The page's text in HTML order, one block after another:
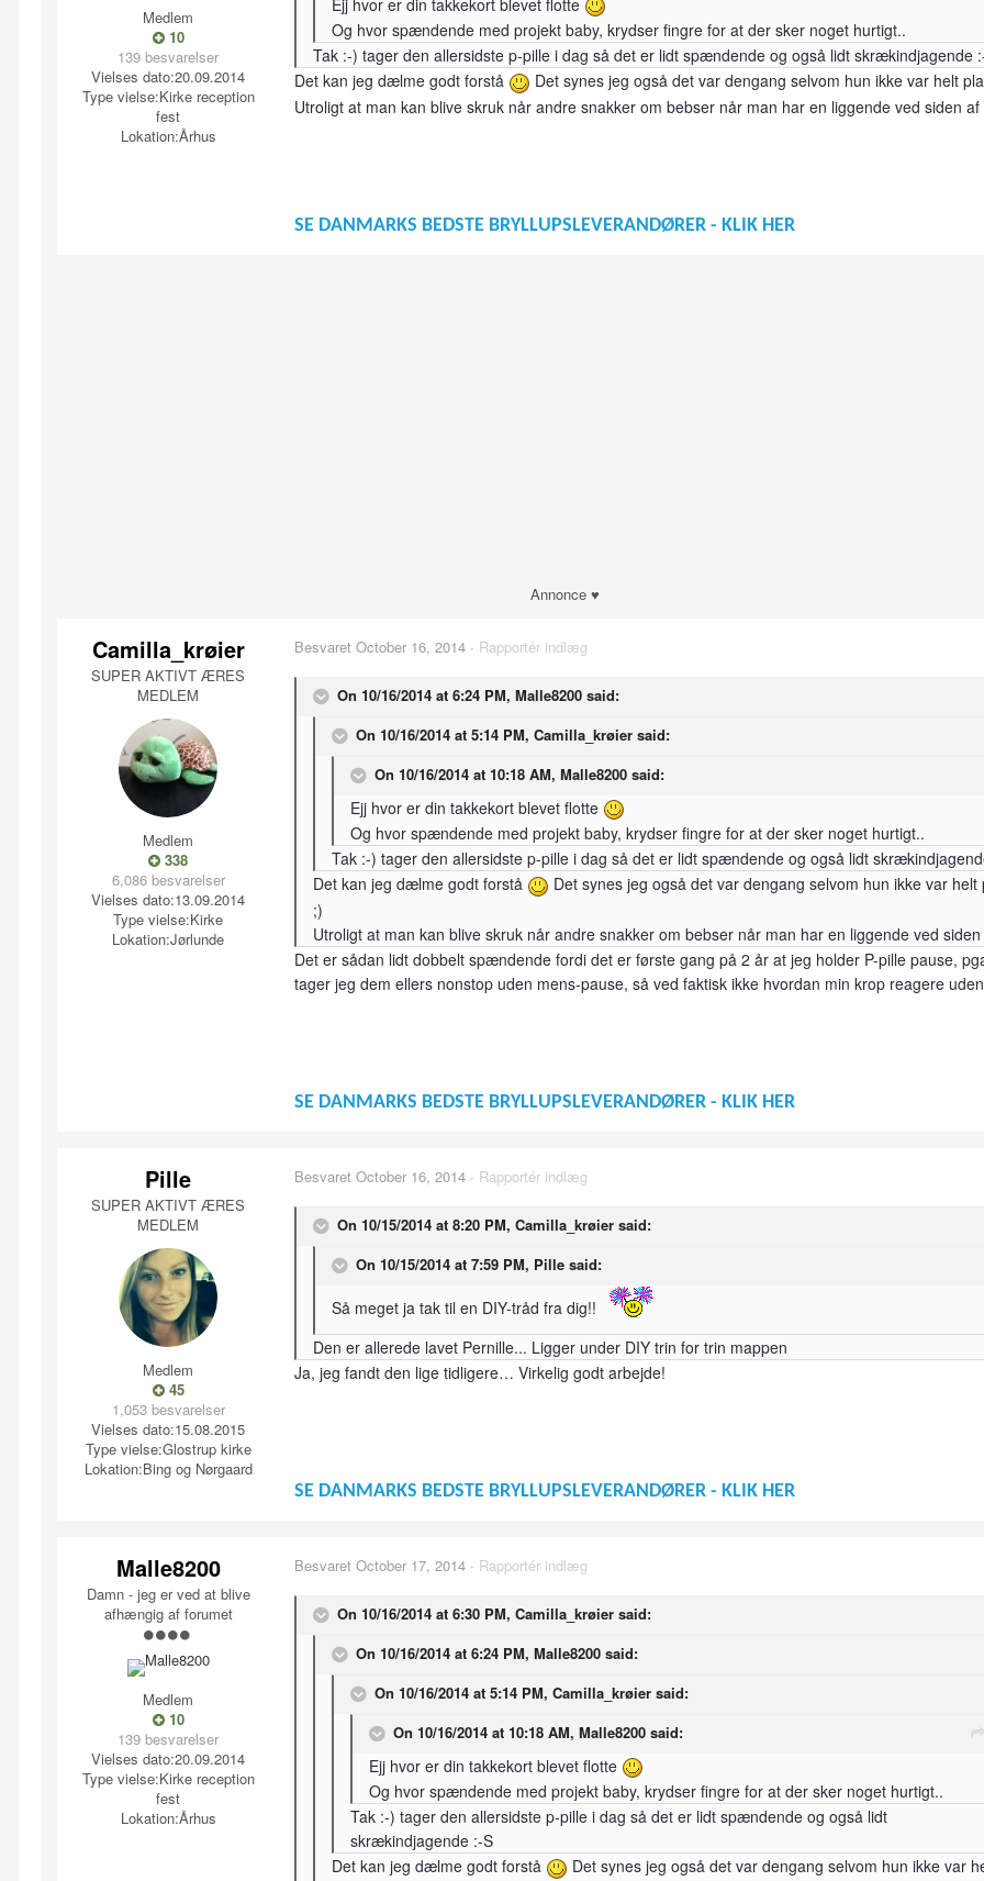
Medlem
10
139 besvarelser
Vielses dato:20.09.2014
Type vielse:Kirke reception
fest
Lokation:Århus
Ejj hvor er din takkekort blevet flotte
Og hvor spændende med projekt baby, krydser fingre for at der sker noget hurtigt..
Tak :-) tager den allersidste p-pille i dag så det er lidt spændende og også lidt skrækindjagende
Det kan jeg dælme godt forstå
Det synes jeg også det var dengang selvom hun ikke var helt
Utroligt at man kan blive skruk når andre snakker om bebser når man har en liggende ved siden af
SE DANMARKS BEDSTE BRYLLUPSLEVERANDØRER - KLIK HER
Annonce ♥
Camilla_krøier
SUPER AKTIVT ÆRES
MEDLEM
Medlem
338
6,086 besvarelser
Vielses dato:13.09.2014
Type vielse:Kirke
Lokation:Jørlunde
Besvaret October 16, 2014 · Rapportér indlæg
On 10/16/2014 at 6:24 PM, Malle8200 said:
On 10/16/2014 at 5:14 PM, Camilla_krøier said:
On 10/16/2014 at 10:18 AM, Malle8200 said:
Ejj hvor er din takkekort blevet flotte
Og hvor spændende med projekt baby, krydser fingre for at der sker noget hurtigt..
Tak :-) tager den allersidste p-pille i dag så det er lidt spændende og også lidt
Det kan jeg dælme godt forstå
Det synes jeg også det var dengang selvom hun ikke var helt
;)
Utroligt at man kan blive skruk når andre snakker om bebser når man har en liggende ved
Det er sådan lidt dobbelt spændende fordi det er første gang på 2 år at jeg holder P-pille pause,
tager jeg dem ellers nonstop uden mens-pause, så ved faktisk ikke hvordan min krop reagere
SE DANMARKS BEDSTE BRYLLUPSLEVERANDØRER - KLIK HER
Pille
SUPER AKTIVT ÆRES
MEDLEM
Medlem
45
1,053 besvarelser
Vielses dato:15.08.2015
Type vielse:Glostrup kirke
Lokation:Bing og Nørgaard
Besvaret October 16, 2014 · Rapportér indlæg
On 10/15/2014 at 8:20 PM, Camilla_krøier said:
On 10/15/2014 at 7:59 PM, Pille said:
Så meget ja tak til en DIY-tråd fra dig!!
Den er allerede lavet Pernille... Ligger under DIY trin for trin mappen
Ja, jeg fandt den lige tidligere… Virkelig godt arbejde!
SE DANMARKS BEDSTE BRYLLUPSLEVERANDØRER - KLIK HER
Malle8200
Damn - jeg er ved at blive
afhængig af forumet
Medlem
10
139 besvarelser
Vielses dato:20.09.2014
Type vielse:Kirke reception
fest
Lokation:Århus
Besvaret October 17, 2014 · Rapportér indlæg
On 10/16/2014 at 6:30 PM, Camilla_krøier said:
On 10/16/2014 at 6:24 PM, Malle8200 said:
On 10/16/2014 at 5:14 PM, Camilla_krøier said:
On 10/16/2014 at 10:18 AM, Malle8200 said:
Ejj hvor er din takkekort blevet flotte
Og hvor spændende med projekt baby, krydser fingre for at der sker noget hurtigt..
Tak :-) tager den allersidste p-pille i dag så det er lidt spændende og også lidt
skrækindjagende :-S
Det kan jeg dælme godt forstå
Det synes jeg også det var dengang selvom hun ikke var